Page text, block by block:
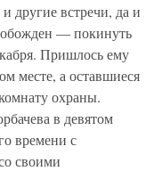
другие встречи, да и
— покинуть
Пришлось ему
месте, а оставшиеся
охраны.
в девятом
времени с
своими